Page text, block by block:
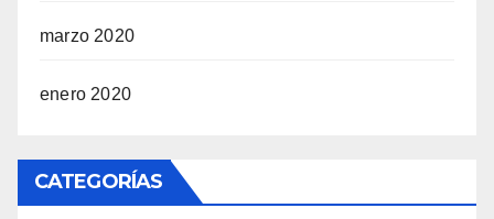
marzo 2020
enero 2020
CATEGORÍAS